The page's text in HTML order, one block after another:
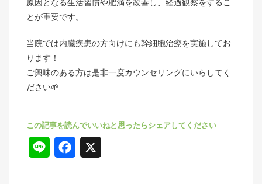
原因となる生活習慣や肥満を改善し、経過観察をするこ
とが重要です。
当院では内臓疾患の方向けにも幹細胞治療を実施してお
ります！
ご興味のある方は是非一度カウンセリングにいらしてく
ださい🌱